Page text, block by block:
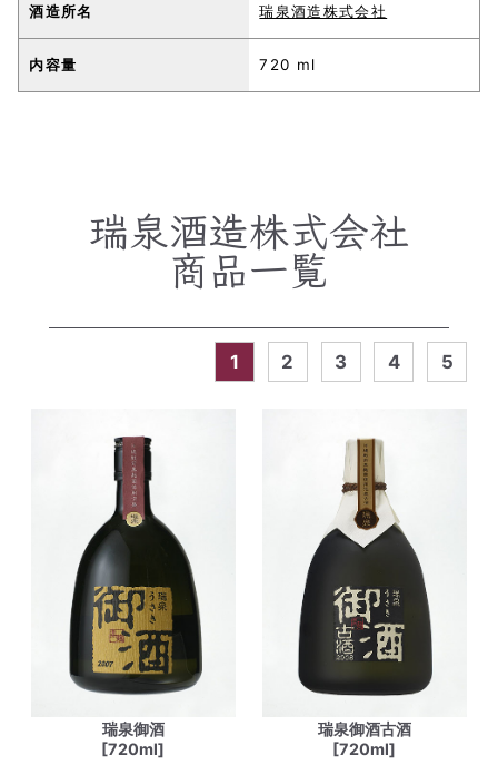
酒造所名 瑞泉酒造株式会社
内容量 720 ml
瑞泉酒造株式会社
商品一覧
1 2 3 4 5
瑞泉御酒
[720ml]
瑞泉御酒古酒
[720ml]